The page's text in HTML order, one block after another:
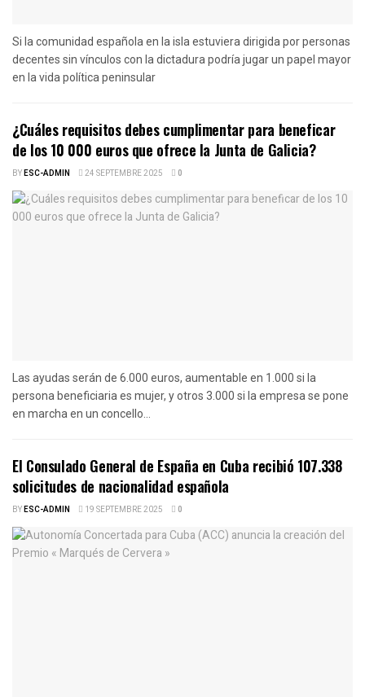
Si la comunidad española en la isla estuviera dirigida por personas
decentes sin vínculos con la dictadura podría jugar un papel mayor
en la vida política peninsular
¿Cuáles requisitos debes cumplimentar para beneficar
de los 10 000 euros que ofrece la Junta de Galicia?
BYESC-ADMIN 24 SEPTEMBRE 2025 0
Las ayudas serán de 6.000 euros, aumentable en 1.000 si la
persona beneficiaria es mujer, y otros 3.000 si la empresa se pone
en marcha en un concello...
El Consulado General de España en Cuba recibió 107.338
solicitudes de nacionalidad española
BYESC-ADMIN 19 SEPTEMBRE 2025 0